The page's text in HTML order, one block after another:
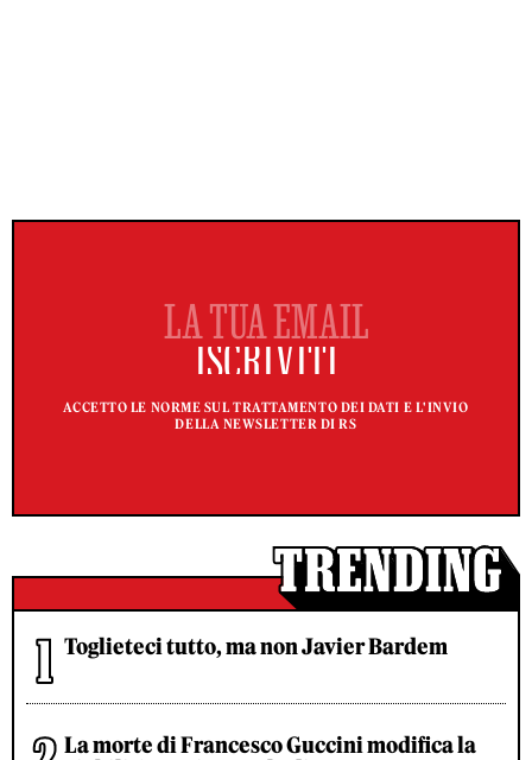
ACCETTO LE NORME SUL TRATTAMENTO DEI DATI E L'INVIO
DELLA NEWSLETTER DI RS
Toglieteci tutto, ma non Javier Bardem
La morte di Francesco Guccini modifica la